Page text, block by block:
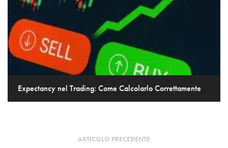
Expectancy nel Trading: Come Calcolarlo Correttamente
ARTICOLO PRECEDENTE